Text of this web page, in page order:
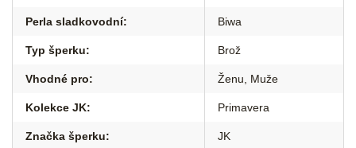
Perla sladkovodní: Biwa
Typ šperku: Brož
Vhodné pro: Ženu Muže
Kolekce JK: Primavera
Značka šperku: JK